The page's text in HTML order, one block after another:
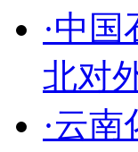
·中
北对
·云